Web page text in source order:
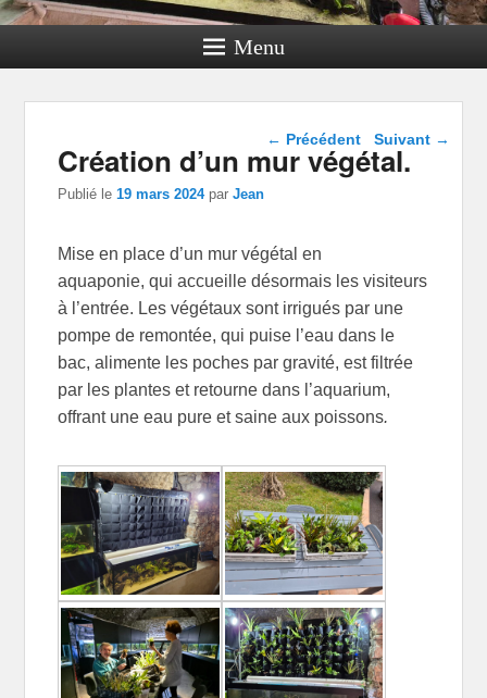
Menu
Navigation dans les
articles
← Précédent Suivant →
Création d’un mur végétal.
Publié le19 mars 2024 parJean
Mise en place d’un mur végétal en
aquaponie, qui accueille désormais les visiteurs
à l’entrée. Les végétaux sont irrigués par une
pompe de remontée, qui puise l’eau dans le
bac, alimente les poches par gravité, est filtrée
par les plantes et retourne dans l’aquarium,
offrant une eau pure et saine aux poissons.